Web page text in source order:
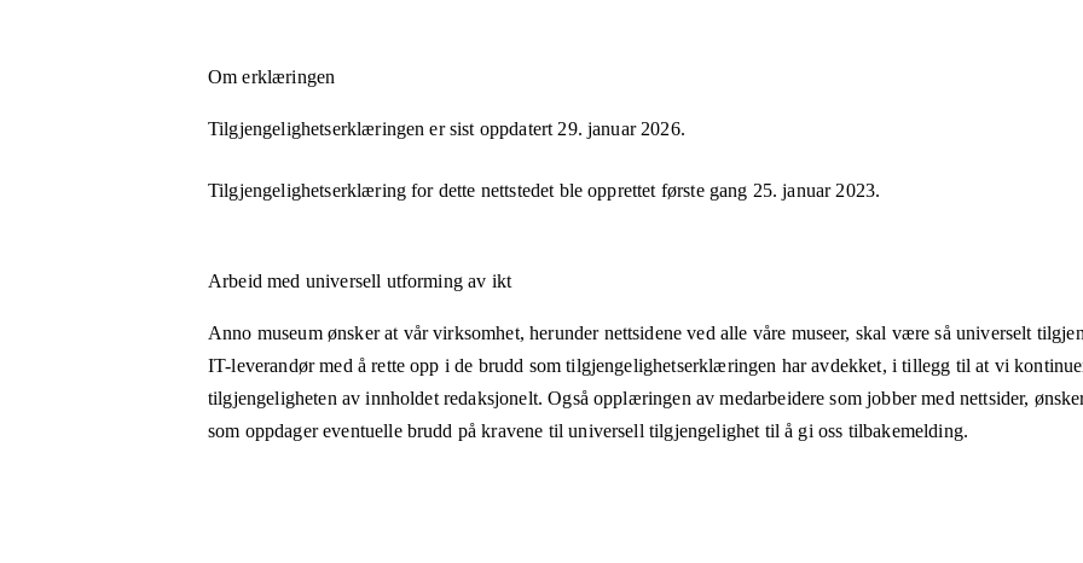
Om erklæringen
Tilgjengelighetserklæringen er sist oppdatert 29. januar 2026.
Tilgjengelighetserklæring for dette nettstedet ble opprettet første gang 25. januar 2023.
Arbeid med universell utforming av ikt
Anno museum ønsker at vår virksomhet, herunder nettsidene ved alle våre museer, skal være så universelt
IT-leverandør med å rette opp i de brudd som tilgjengelighetserklæringen har avdekket, i tillegg til at vi
tilgjengeligheten av innholdet redaksjonelt. Også opplæringen av medarbeidere som jobber med nettsider,
som oppdager eventuelle brudd på kravene til universell tilgjengelighet til å gi oss tilbakemelding.